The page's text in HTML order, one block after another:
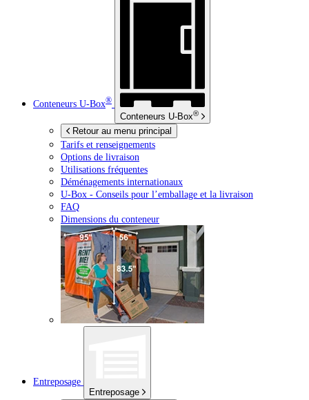
Conteneurs U-Box®
Conteneurs U-Box®
Retour au menu principal
Tarifs et renseignements
Options de livraison
Utilisations fréquentes
Déménagements internationaux
U-Box - Conseils pour l’emballage et la livraison
FAQ
Dimensions du conteneur
Entreposage
Entreposage